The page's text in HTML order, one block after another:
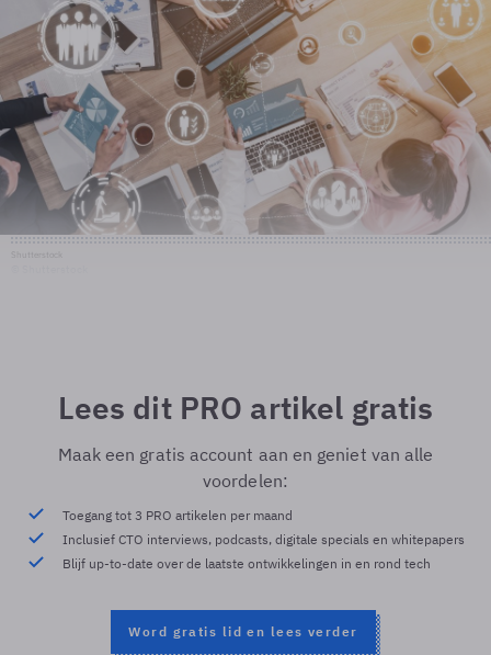
Lees dit PRO artikel gratis
Maak een gratis account aan en geniet van alle
voordelen:
Toegang tot 3 PRO artikelen per maand
Inclusief CTO interviews, podcasts, digitale specials en whitepapers
Blijf up-to-date over de laatste ontwikkelingen in en rond tech
Word gratis lid en lees verder